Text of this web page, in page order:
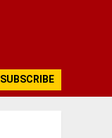
SUBSCRIBE